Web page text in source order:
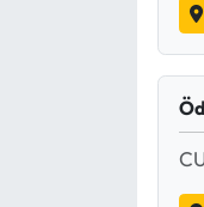
Yayla Haber
Yemek